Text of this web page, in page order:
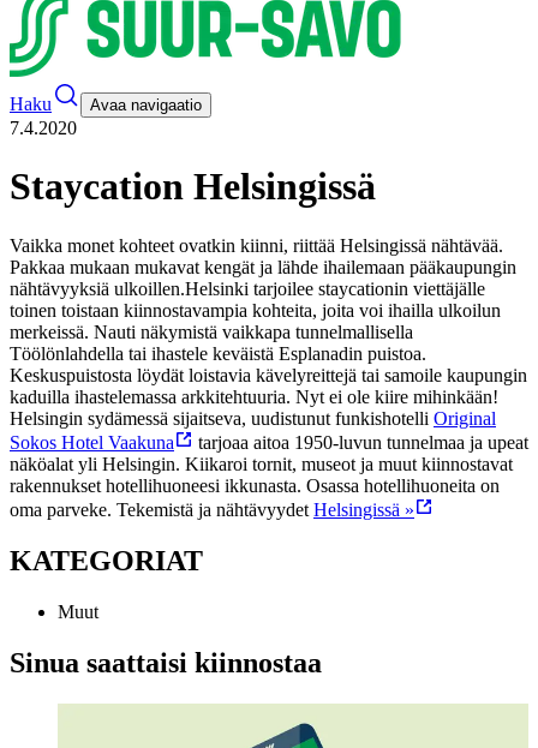
Haku Avaa navigaatio
7.4.2020
Staycation Helsingissä
Vaikka monet kohteet ovatkin kiinni, riittää Helsingissä nähtävää.
Pakkaa mukaan mukavat kengät ja lähde ihailemaan pääkaupungin
nähtävyyksiä ulkoillen.Helsinki tarjoilee staycationin viettäjälle
toinen toistaan kiinnostavampia kohteita, joita voi ihailla ulkoilun
merkeissä. Nauti näkymistä vaikkapa tunnelmallisella
Töölönlahdella tai ihastele keväistä Esplanadin puistoa.
Keskuspuistosta löydät loistavia kävelyreittejä tai samoile kaupungin
kaduilla ihastelemassa arkkitehtuuria. Nyt ei ole kiire mihinkään!
Helsingin sydämessä sijaitseva, uudistunut funkishotelli Original
Sokos Hotel Vaakuna
tarjoaa aitoa 1950-luvun tunnelmaa ja upeat
näköalat yli Helsingin. Kiikaroi tornit, museot ja muut kiinnostavat
rakennukset hotellihuoneesi ikkunasta. Osassa hotellihuoneita on
oma parveke. Tekemistä ja nähtävyydet Helsingissä »
KATEGORIAT
Muut
Sinua saattaisi kiinnostaa